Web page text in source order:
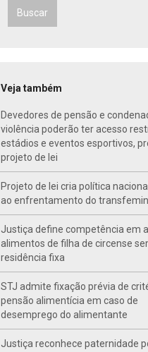
Buscar
Veja também
Devedores de pensão e
violência poderão ter acesso
estádios e eventos esportivos,
projeto de lei
Projeto de lei cria política
ao enfrentamento do
Justiça define competência em
alimentos de filha de circense
residência fixa
STJ admite fixação prévia de
pensão alimentícia em caso de
desemprego do alimentante
Justiça reconhece paternidade